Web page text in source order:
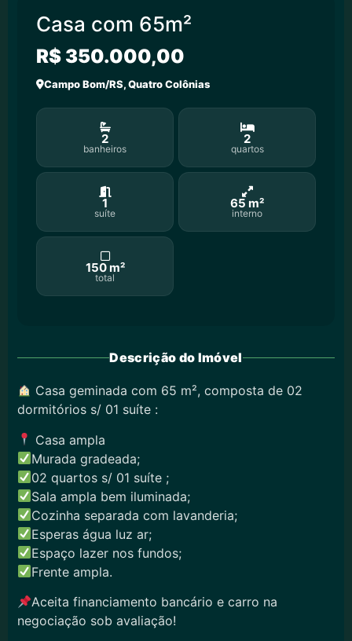
Casa com 65m²
R$ 350.000,00
Campo Bom/RS, Quatro Colônias
2
banheiros
2
quartos
1
suíte
65 m²
interno
150 m²
total
Descrição do Imóvel
Casa geminada com 65 m², composta de 02
dormitórios s/ 01 suíte :
Casa ampla
Murada gradeada;
02 quartos s/ 01 suíte ;
Sala ampla bem iluminada;
Cozinha separada com lavanderia;
Esperas água luz ar;
Espaço lazer nos fundos;
Frente ampla.
Aceita financiamento bancário e carro na
negociação sob avaliação!